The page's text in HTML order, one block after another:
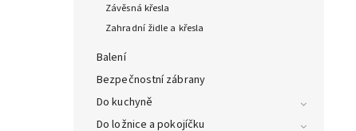
Závěsná křesla
Zahradní židle a křesla
Balení
Bezpečnostní zábrany
Do kuchyně
Do ložnice a pokojíčku